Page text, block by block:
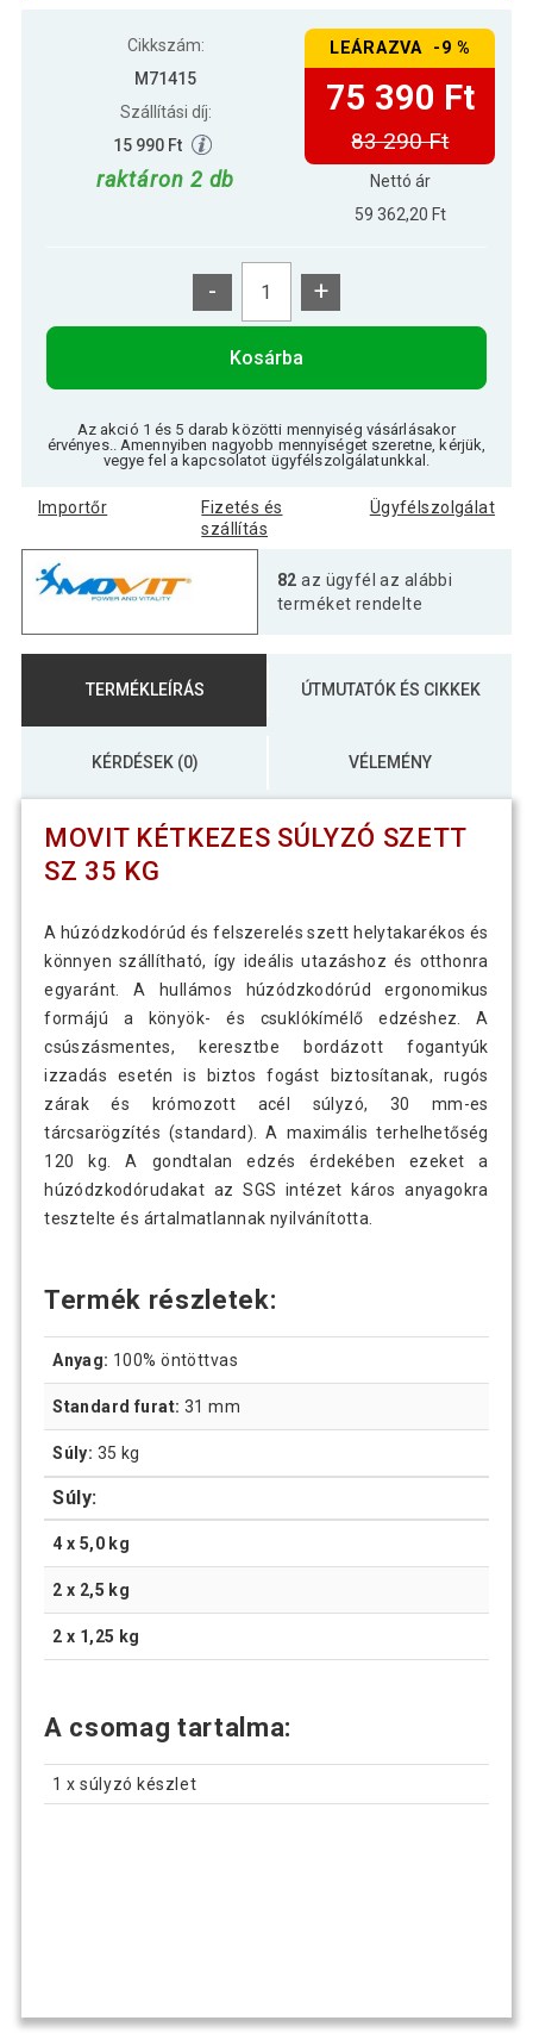
Cikkszám:
M71415
Szállítási díj:
15 990 Ft
raktáron 2 db
LEÁRAZVA -9 %
75 390 Ft
83 290 Ft
Nettó ár
59 362,20 Ft
- +
Kosárba
Az akció 1 és 5 darab közötti mennyiség vásárlásakor
érvényes.. Amennyiben nagyobb mennyiséget szeretne, kérjük,
vegye fel a kapcsolatot ügyfélszolgálatunkkal.
Importőr
Fizetés és
szállítás
Ügyfélszolgálat
82 az ügyfél az alábbi
terméket rendelte
TERMÉKLEÍRÁS ÚTMUTATÓK ÉS CIKKEK
KÉRDÉSEK (0) VÉLEMÉNY
MOVIT KÉTKEZES SÚLYZÓ SZETT
SZ 35 KG
A húzódzkodórúd és felszerelés szett helytakarékos és
könnyen szállítható, így ideális utazáshoz és otthonra
egyaránt. A hullámos húzódzkodórúd ergonomikus
formájú a könyök- és csuklókímélő edzéshez. A
csúszásmentes, keresztbe bordázott fogantyúk
izzadás esetén is biztos fogást biztosítanak, rugós
zárak és krómozott acél súlyzó, 30 mm-es
tárcsarögzítés (standard). A maximális terhelhetőség
120 kg. A gondtalan edzés érdekében ezeket a
húzódzkodórudakat az SGS intézet káros anyagokra
tesztelte és ártalmatlannak nyilvánította.
Termék részletek:
Anyag: 100% öntöttvas
Standard furat: 31 mm
Súly: 35 kg
Súly:
4 x 5,0 kg
2 x 2,5 kg
2 x 1,25 kg
A csomag tartalma:
1 x súlyzó készlet